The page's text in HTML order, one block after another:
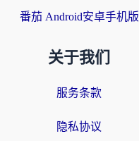
番茄 Android安卓手机版
关于我们
服务条款
隐私协议